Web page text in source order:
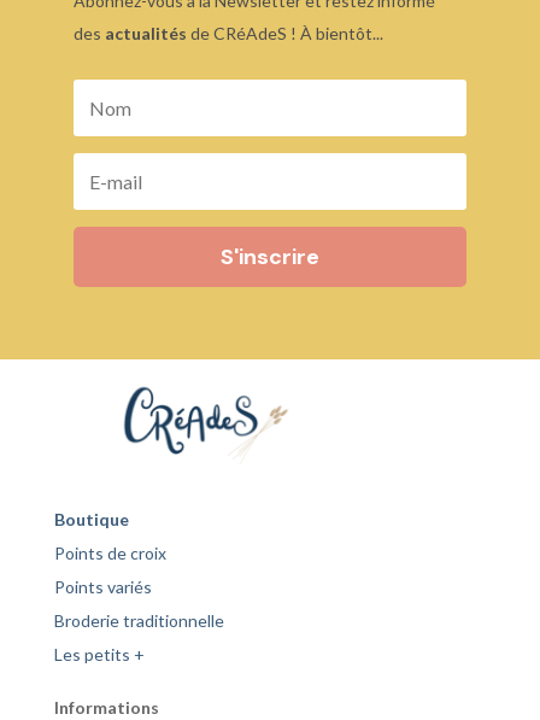
des actualités de CRéAdeS ! À bientôt...
S'inscrire
Boutique
Points de croix
Points variés
Broderie traditionnelle
Les petits +
Informations